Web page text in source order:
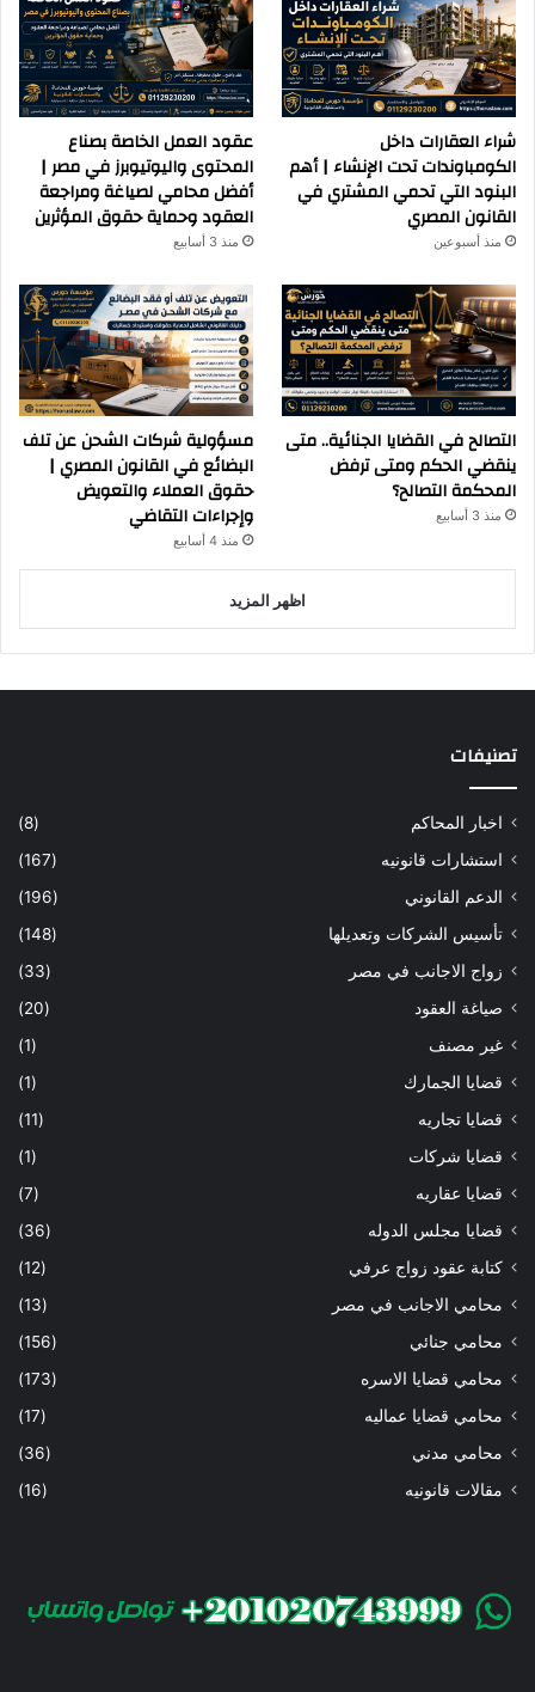
شراء العقارات داخل
الكومباوندات تحت الإنشاء | أهم
البنود التي تحمي المشتري في
القانون المصري
منذ أسبوعين
عقود العمل الخاصة بصناع
المحتوى واليوتيوبرز في مصر |
أفضل محامي لصياغة ومراجعة
العقود وحماية حقوق المؤثرين
منذ 3 أسابيع
التصالح في القضايا الجنائية.. متى
ينقضي الحكم ومتى ترفض
المحكمة التصالح؟
منذ 3 أسابيع
مسؤولية شركات الشحن عن تلف
البضائع في القانون المصري |
حقوق العملاء والتعويض
وإجراءات التقاضي
منذ 4 أسابيع
اظهر المزيد
تصنيفات
اخبار المحاكم
(8)
استشارات قانونيه
(167)
الدعم القانوني
(196)
تأسيس الشركات وتعديلها
(148)
زواج الاجانب في مصر
(33)
صياغة العقود
(20)
غير مصنف
(1)
قضايا الجمارك
(1)
قضايا تجاريه
(11)
قضايا شركات
(1)
قضايا عقاريه
(7)
قضايا مجلس الدوله
(36)
كتابة عقود زواج عرفي
(12)
محامي الاجانب في مصر
(13)
محامي جنائي
(156)
محامي قضايا الاسره
(173)
محامي قضايا عماليه
(17)
محامي مدني
(36)
مقالات قانونيه
(16)